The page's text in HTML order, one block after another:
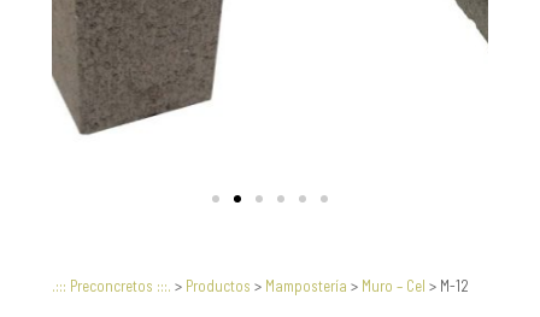
.::: Preconcretos :::. > Productos > Mampostería > Muro – Cel > M-12